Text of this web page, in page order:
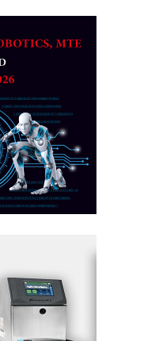
toplinsku
MINI-
metrologije
vođena
prototipova
za
i logističke